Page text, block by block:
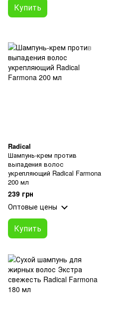
Купить
Radical
Шампунь-крем против
выпадения волос
укрепляющий Radical Farmona
200 мл
239 грн
Оптовые цены
Купить